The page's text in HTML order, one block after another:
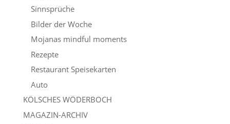
Sinnsprüche
Bilder der Woche
Mojanas mindful moments
Rezepte
Restaurant Speisekarten
Auto
KÖLSCHES WÖDERBOCH
MAGAZIN-ARCHIV